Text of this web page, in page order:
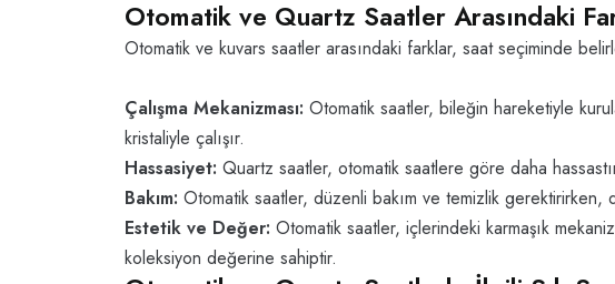
Otomatik ve Quartz Saatler Arasındaki
Otomatik ve kuvars saatler arasındaki farklar, saat seçiminde
Çalışma Mekanizması: Otomatik saatler, bileğin hareketiyle
kristaliyle çalışır.
Hassasiyet: Quartz saatler, otomatik saatlere göre daha
Bakım: Otomatik saatler, düzenli bakım ve temizlik
Estetik ve Değer: Otomatik saatler, içlerindeki karmaşık
koleksiyon değerine sahiptir.